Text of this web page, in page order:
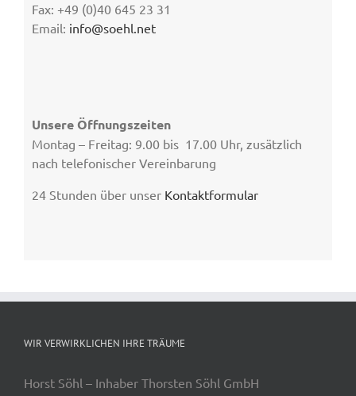
Fax: +49 (0)40 645 23 31
Email: info@soehl.net
Unsere Öffnungszeiten
Montag – Freitag: 9.00 bis 17.00 Uhr, zusätzlich
nach telefonischer Vereinbarung
24 Stunden über unser Kontaktformular
WIR VERWIRKLICHEN IHRE TRÄUME
Horst Söhl – Inhaber Thorsten Söhl GmbH